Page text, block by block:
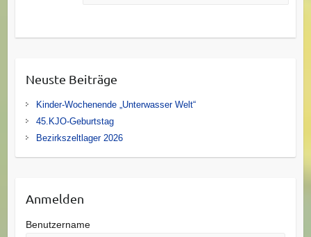
Neuste Beiträge
Kinder-Wochenende „Unterwasser Welt“
45.KJO-Geburtstag
Bezirkszeltlager 2026
Anmelden
Benutzername